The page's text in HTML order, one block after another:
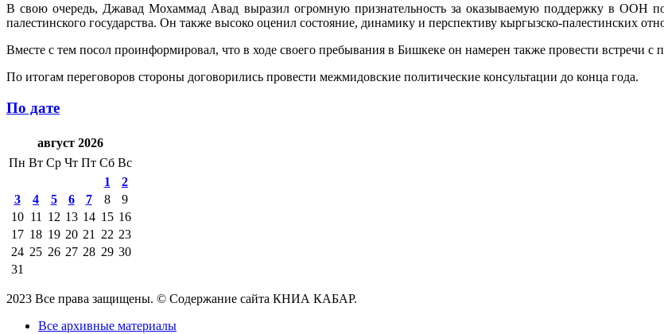
В свою очередь, Джавад Мохаммад Авад выразил огромную признательность за оказываемую поддержку в ООН
палестинского государства. Он также высоко оценил состояние, динамику и перспективу кыргызско-палестинских
Вместе с тем посол проинформировал, что в ходе своего пребывания в Бишкеке он намерен также провести встречи с
По итогам переговоров стороны договорились провести межмидовские политические консультации до конца года.
По дате
август 2026
Пн Вт Ср Чт Пт Сб Вс
1
2
3
4 5 6 7 8
9
10 11 12 13 14 15 16
17 18 19 20 21 22 23
24 25 26 27 28 29 30
31
2023 Все права защищены. © Содержание сайта КНИА КАБАР.
Все архивные материалы